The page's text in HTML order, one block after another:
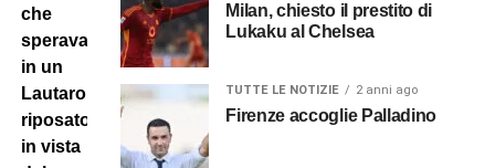
che
speravano
in un
Lautaro
riposato
in vista
Milan, chiesto il prestito di
Lukaku al Chelsea
TUTTE LE NOTIZIE 2 anni ago
Firenze accoglie Palladino